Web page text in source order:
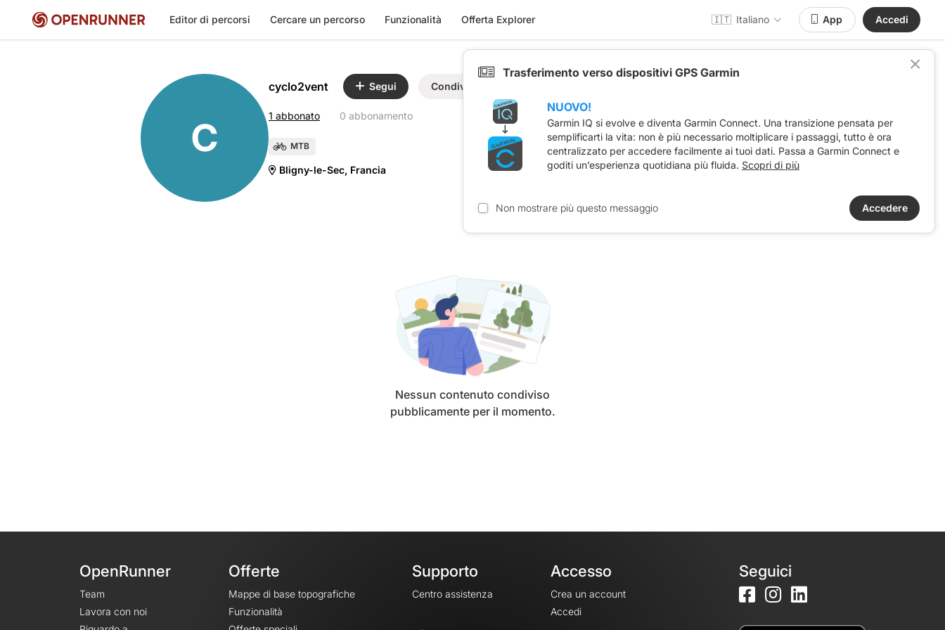
Editor di percorsi Cercare un percorso Funzionalità Offerta Explorer 🇮🇹 Italiano App Accedi
C
cyclo2vent Segui Condividi
1 abbonato 0 abbonamento
MTB
Bligny-le-Sec, Francia
Nessun contenuto condiviso
pubblicamente per il momento.
OpenRunner
Team
Lavora con noi
Offerte
Mappe di base topografiche
Funzionalità
Supporto
Centro assistenza
Accesso
Crea un account
Accedi
Seguici
Trasferimento verso dispositivi GPS Garmin
NUOVO!
Garmin IQ si evolve e diventa Garmin Connect. Una transizione pensata per
semplificarti la vita: non è più necessario moltiplicare i passaggi, tutto è ora
centralizzato per accedere facilmente ai tuoi dati. Passa a Garmin Connect e
goditi un’esperienza quotidiana più fluida. Scopri di più
Non mostrare più questo messaggio Accedere